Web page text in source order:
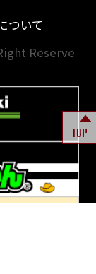
TOP
ついて
Reserve